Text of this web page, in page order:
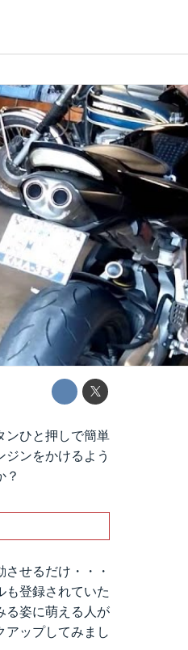
ンひと押しで簡単
ンをかけるよう
？
せるだけ・・・
も登録されていた
る姿に萌える人が
アップしてみまし